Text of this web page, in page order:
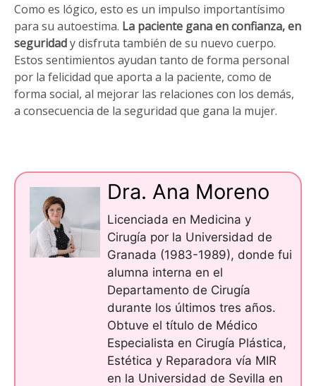
Como es lógico, esto es un impulso importantísimo
para su autoestima. La paciente gana en confianza, en
seguridady disfruta también de su nuevo cuerpo.
Estos sentimientos ayudan tanto de forma personal
por la felicidad que aporta a la paciente, como de
forma social, al mejorar las relaciones con los demás,
a consecuencia de la seguridad que gana la mujer.
Dra. Ana Moreno
Licenciada en Medicina y
Cirugía por la Universidad de
Granada (1983-1989), donde fui
alumna interna en el
Departamento de Cirugía
durante los últimos tres años.
Obtuve el título de Médico
Especialista en Cirugía Plástica,
Estética y Reparadora vía MIR
en la Universidad de Sevilla en